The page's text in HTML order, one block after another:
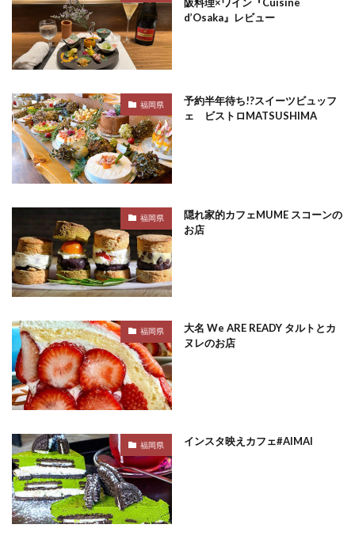
d’Osaka』レビュー
福岡県
予約半年待ち!?スイーツビュッフ
ェ ビストロMATSUSHIMA
福岡県
隠れ家的カフェMUME スコーンの
お店
福岡県
大名 We ARE READY タルトとカ
ヌレのお店
福岡県 インスタ映えカフェ#AIMAI